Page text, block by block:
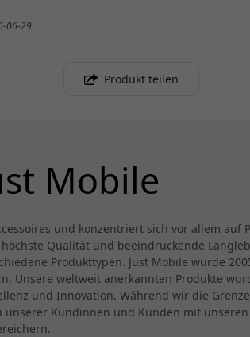
06-29
Produkt teilen
Mobile
und konzentriert sich vor allem auf
Qualität und beeindruckende
Produkttypen. Just Mobile wurde
Unsere weltweit anerkannten Produkte
und Innovation. Während wir die
Kundinnen und Kunden mit